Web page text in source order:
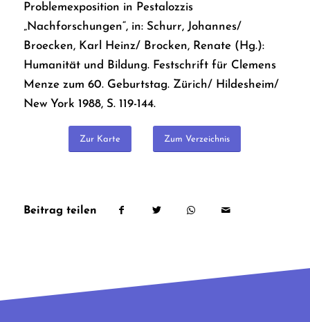
Problemexposition in Pestalozzis
„Nachforschungen“, in: Schurr, Johannes/
Broecken, Karl Heinz/ Brocken, Renate (Hg.):
Humanität und Bildung. Festschrift für Clemens
Menze zum 60. Geburtstag. Zürich/ Hildesheim/
New York 1988, S. 119-144.
Zur Karte Zum Verzeichnis
Beitrag teilen